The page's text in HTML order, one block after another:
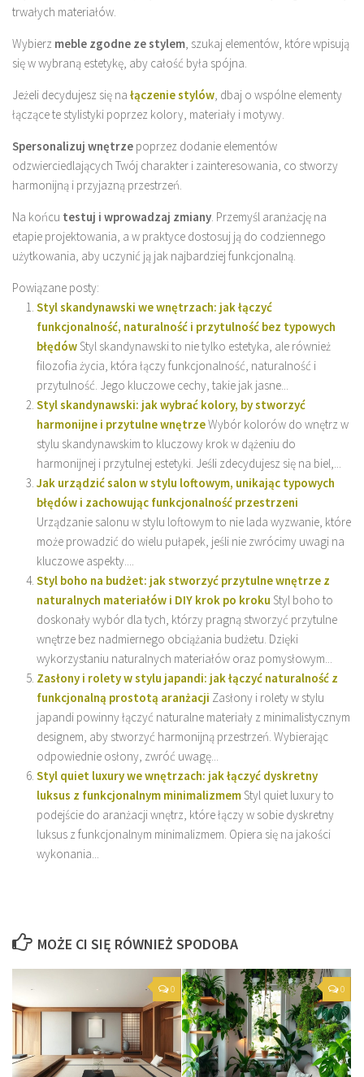
trwałych materiałów.
Wybierz meble zgodne ze stylem , szukaj elementów, które wpisują
się w wybraną estetykę, aby całość była spójna.
Jeżeli decydujesz się na łączenie stylów , dbaj o wspólne elementy
łączące te stylistyki poprzez kolory, materiały i motywy.
Spersonalizuj wnętrze poprzez dodanie elementów
odzwierciedlających Twój charakter i zainteresowania, co stworzy
harmonijną i przyjazną przestrzeń.
Na końcu testuj i wprowadzaj zmiany . Przemyśl aranżację na
etapie projektowania, a w praktyce dostosuj ją do codziennego
użytkowania, aby uczynić ją jak najbardziej funkcjonalną.
Powiązane posty:
Styl skandynawski we wnętrzach: jak łączyć
funkcjonalność, naturalność i przytulność bez typowych
błędówStyl skandynawski to nie tylko estetyka, ale również
filozofia życia, która łączy funkcjonalność, naturalność i
przytulność. Jego kluczowe cechy, takie jak jasne...
Styl skandynawski: jak wybrać kolory, by stworzyć
harmonijne i przytulne wnętrzeWybór kolorów do wnętrz w
stylu skandynawskim to kluczowy krok w dążeniu do
harmonijnej i przytulnej estetyki. Jeśli zdecydujesz się na biel,...
Jak urządzić salon w stylu loftowym, unikając typowych
błędów i zachowując funkcjonalność przestrzeni
Urządzanie salonu w stylu loftowym to nie lada wyzwanie, które
może prowadzić do wielu pułapek, jeśli nie zwrócimy uwagi na
kluczowe aspekty....
Styl boho na budżet: jak stworzyć przytulne wnętrze z
naturalnych materiałów i DIY krok po kroku Styl boho to
doskonały wybór dla tych, którzy pragną stworzyć przytulne
wnętrze bez nadmiernego obciążania budżetu. Dzięki
wykorzystaniu naturalnych materiałów oraz pomysłowym...
Zasłony i rolety w stylu japandi: jak łączyć naturalność z
funkcjonalną prostotą aranżacji Zasłony i rolety w stylu
japandi powinny łączyć naturalne materiały z minimalistycznym
designem, aby stworzyć harmonijną przestrzeń. Wybierając
odpowiednie osłony, zwróć uwagę...
Styl quiet luxury we wnętrzach: jak łączyć dyskretny
luksus z funkcjonalnym minimalizmemStyl quiet luxury to
podejście do aranżacji wnętrz, które łączy w sobie dyskretny
luksus z funkcjonalnym minimalizmem. Opiera się na jakości
wykonania...
MOŻE CI SIĘ RÓWNIEŻ SPODOBA
0 0